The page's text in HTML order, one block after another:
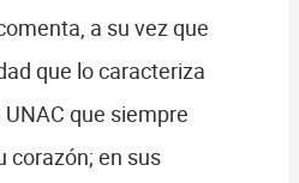
a su vez que
que lo caracteriza
que siempre
corazón; en sus